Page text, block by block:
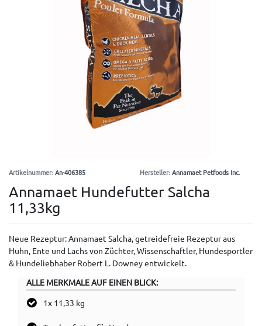
Artikelnummer:An-406385 Hersteller:Annamaet Petfoods Inc.
Annamaet Hundefutter Salcha
11,33kg
Neue Rezeptur: Annamaet Salcha, getreidefreie Rezeptur aus
Huhn, Ente und Lachs von Züchter, Wissenschaftler, Hundesportler
& Hundeliebhaber Robert L. Downey entwickelt.
ALLE MERKMALE AUF EINEN BLICK:
1x 11,33 kg